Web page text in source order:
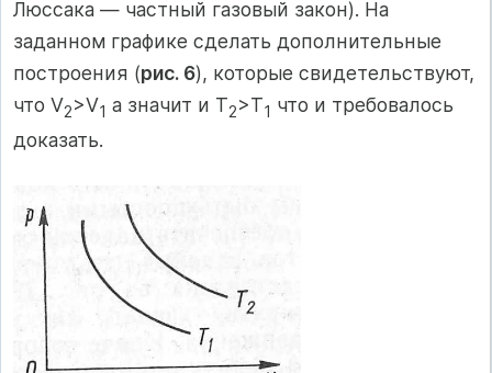
Люссака — частный газовый закон). На
заданном графике сделать дополнительные
построения (рис. 6), которые свидетельствуют,
что V2>V1 а значит и Т2>Т1 что и требовалось
доказать.